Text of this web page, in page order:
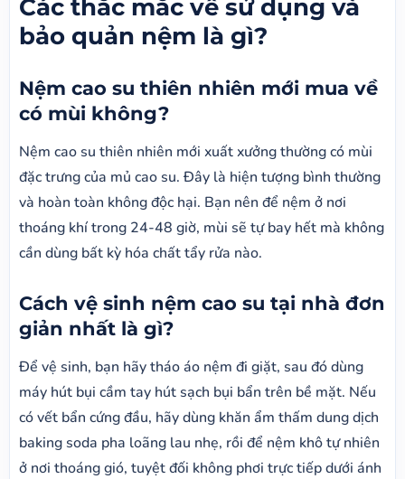
Các thắc mắc về sử dụng và
bảo quản nệm là gì?
Nệm cao su thiên nhiên mới mua về
có mùi không?
Nệm cao su thiên nhiên mới xuất xưởng thường có mùi
đặc trưng của mủ cao su. Đây là hiện tượng bình thường
và hoàn toàn không độc hại. Bạn nên để nệm ở nơi
thoáng khí trong 24-48 giờ, mùi sẽ tự bay hết mà không
cần dùng bất kỳ hóa chất tẩy rửa nào.
Cách vệ sinh nệm cao su tại nhà đơn
giản nhất là gì?
Để vệ sinh, bạn hãy tháo áo nệm đi giặt, sau đó dùng
máy hút bụi cầm tay hút sạch bụi bẩn trên bề mặt. Nếu
có vết bẩn cứng đầu, hãy dùng khăn ẩm thấm dung dịch
baking soda pha loãng lau nhẹ, rồi để nệm khô tự nhiên
ở nơi thoáng gió, tuyệt đối không phơi trực tiếp dưới ánh